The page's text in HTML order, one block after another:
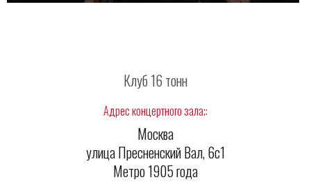
Клуб 16 тонн
Адрес концертного зала;:
Москва
улица Пресненский Вал, 6с1
Метро 1905 года